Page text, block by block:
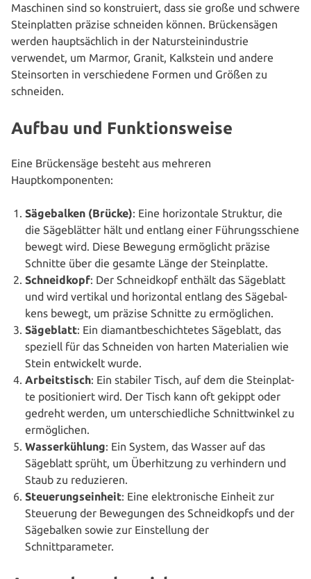
Maschinen sind so kon­stru­iert, dass sie große und schwere
Stein­plat­ten präzise schneiden können. Brü­cken­sä­gen
werden haupt­säch­lich in der Natur­stein­in­dus­trie
verwendet, um Marmor, Granit, Kalkstein und andere
Stein­sor­ten in ver­schie­de­ne Formen und Größen zu
schneiden.
Aufbau und Funktionsweise
Eine Brü­cken­sä­ge besteht aus mehreren
Hauptkomponenten:
Säge­bal­ken (Brücke): Eine hori­zon­ta­le Struktur, die
die Säge­blät­ter hält und entlang einer Füh­rungs­schie­ne
bewegt wird. Diese Bewegung ermög­licht präzise
Schnitte über die gesamte Länge der Steinplatte.
Schneid­kopf: Der Schneid­kopf enthält das Sägeblatt
und wird vertikal und hori­zon­tal entlang des Säge­bal­
kens bewegt, um präzise Schnitte zu ermöglichen.
Sägeblatt: Ein dia­mant­be­schich­te­tes Sägeblatt, das
speziell für das Schneiden von harten Mate­ria­li­en wie
Stein ent­wi­ckelt wurde.
Arbeits­tisch: Ein stabiler Tisch, auf dem die Stein­plat­
te posi­tio­niert wird. Der Tisch kann oft gekippt oder
gedreht werden, um unter­schied­li­che Schnitt­win­kel zu
ermöglichen.
Was­ser­küh­lung: Ein System, das Wasser auf das
Sägeblatt sprüht, um Über­hit­zung zu ver­hin­dern und
Staub zu reduzieren.
Steue­rungs­ein­heit: Eine elek­tro­ni­sche Einheit zur
Steuerung der Bewe­gun­gen des Schneid­kopfs und der
Säge­bal­ken sowie zur Ein­stel­lung der
Schnittparameter.